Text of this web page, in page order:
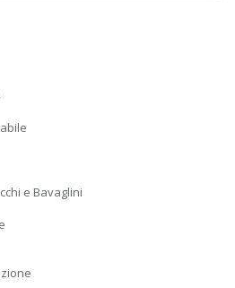
e Bavaglini